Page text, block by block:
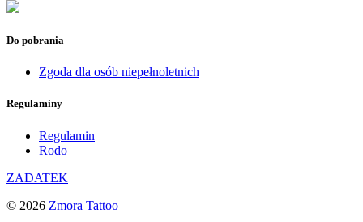
Do pobrania
Zgoda dla osób niepełnoletnich
Regulaminy
Regulamin
Rodo
ZADATEK
© 2026 Zmora Tattoo